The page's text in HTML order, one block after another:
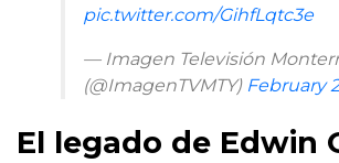
pic.twitter.com/GihfLqtc3e
— Imagen Televisión
(@ImagenTVMTY) February
El legado de Edwin